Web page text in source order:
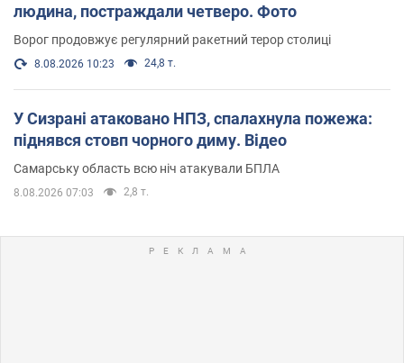
людина, постраждали четверо. Фото
Ворог продовжує регулярний ракетний терор столиці
8.08.2026 10:23 24,8 т.
У Сизрані атаковано НПЗ, спалахнула пожежа:
піднявся стовп чорного диму. Відео
Самарську область всю ніч атакували БПЛА
8.08.2026 07:03 2,8 т.